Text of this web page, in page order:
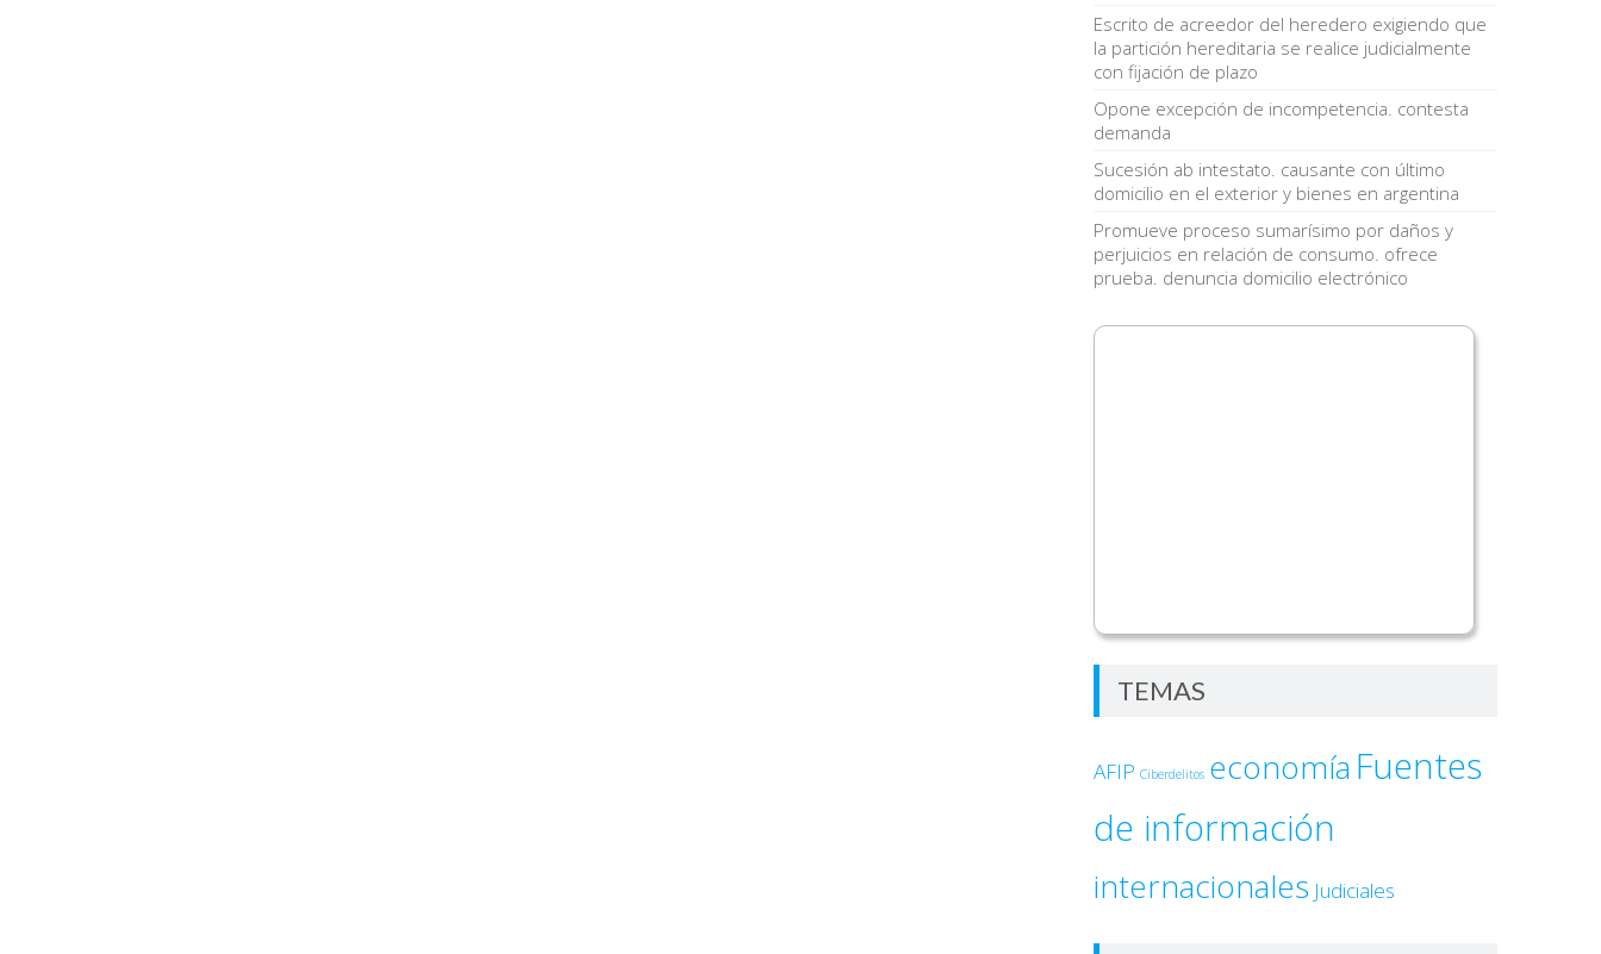
Escrito de acreedor del heredero exigiendo que
la partición hereditaria se realice judicialmente
con fijación de plazo
Opone excepción de incompetencia. contesta
demanda
Sucesión ab intestato. causante con último
domicilio en el exterior y bienes en argentina
Promueve proceso sumarísimo por daños y
perjuicios en relación de consumo. ofrece
prueba. denuncia domicilio electrónico
TEMAS
AFIP Ciberdelitos economía Fuentes
de información
internacionales Judiciales